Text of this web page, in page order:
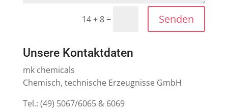
14 + 8 = Senden
Unsere Kontaktdaten
mk chemicals
Chemisch, technische Erzeugnisse GmbH
Tel.: (49) 5067/6065 & 6069